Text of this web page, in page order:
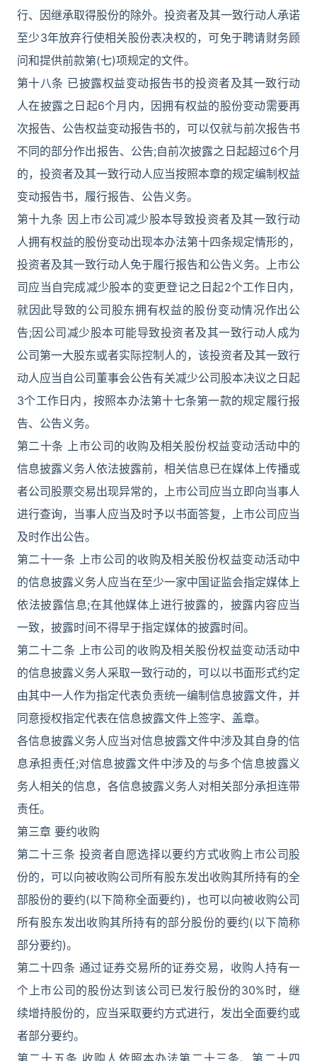
行、因继承取得股份的除外。投资者及其一致行动人承诺
至少3年放弃行使相关股份表决权的，可免于聘请财务顾
问和提供前款第(七)项规定的文件。
第十八条 已披露权益变动报告书的投资者及其一致行动
人在披露之日起6个月内，因拥有权益的股份变动需要再
次报告、公告权益变动报告书的，可以仅就与前次报告书
不同的部分作出报告、公告;自前次披露之日起超过6个月
的，投资者及其一致行动人应当按照本章的规定编制权益
变动报告书，履行报告、公告义务。
第十九条 因上市公司减少股本导致投资者及其一致行动
人拥有权益的股份变动出现本办法第十四条规定情形的，
投资者及其一致行动人免于履行报告和公告义务。上市公
司应当自完成减少股本的变更登记之日起2个工作日内，
就因此导致的公司股东拥有权益的股份变动情况作出公
告;因公司减少股本可能导致投资者及其一致行动人成为
公司第一大股东或者实际控制人的，该投资者及其一致行
动人应当自公司董事会公告有关减少公司股本决议之日起
3个工作日内，按照本办法第十七条第一款的规定履行报
告、公告义务。
第二十条 上市公司的收购及相关股份权益变动活动中的
信息披露义务人依法披露前，相关信息已在媒体上传播或
者公司股票交易出现异常的，上市公司应当立即向当事人
进行查询，当事人应当及时予以书面答复，上市公司应当
及时作出公告。
第二十一条 上市公司的收购及相关股份权益变动活动中
的信息披露义务人应当在至少一家中国证监会指定媒体上
依法披露信息;在其他媒体上进行披露的，披露内容应当
一致，披露时间不得早于指定媒体的披露时间。
第二十二条 上市公司的收购及相关股份权益变动活动中
的信息披露义务人采取一致行动的，可以以书面形式约定
由其中一人作为指定代表负责统一编制信息披露文件，并
同意授权指定代表在信息披露文件上签字、盖章。
各信息披露义务人应当对信息披露文件中涉及其自身的信
息承担责任;对信息披露文件中涉及的与多个信息披露义
务人相关的信息，各信息披露义务人对相关部分承担连带
责任。
第三章 要约收购
第二十三条 投资者自愿选择以要约方式收购上市公司股
份的，可以向被收购公司所有股东发出收购其所持有的全
部股份的要约(以下简称全面要约)，也可以向被收购公司
所有股东发出收购其所持有的部分股份的要约(以下简称
部分要约)。
第二十四条 通过证券交易所的证券交易，收购人持有一
个上市公司的股份达到该公司已发行股份的30%时，继
续增持股份的，应当采取要约方式进行，发出全面要约或
者部分要约。
第二十五条 收购人依照本办法第二十三条、第二十四